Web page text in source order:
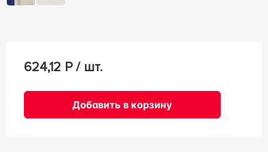
624,12 Р / шт.
Добавить в корзину